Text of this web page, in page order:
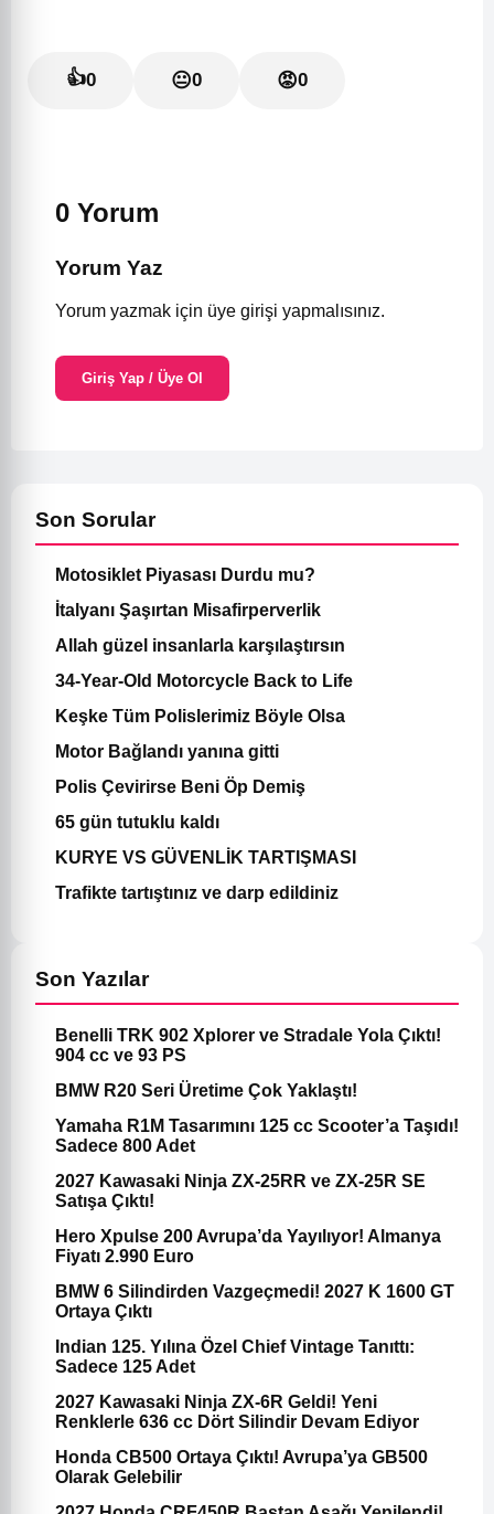
👍0 😐0 😡0
0 Yorum
Yorum Yaz
Yorum yazmak için üye girişi yapmalısınız.
Giriş Yap / Üye Ol
Son Sorular
Motosiklet Piyasası Durdu mu?
İtalyanı Şaşırtan Misafirperverlik
Allah güzel insanlarla karşılaştırsın
34-Year-Old Motorcycle Back to Life
Keşke Tüm Polislerimiz Böyle Olsa
Motor Bağlandı yanına gitti
Polis Çevirirse Beni Öp Demiş
65 gün tutuklu kaldı
KURYE VS GÜVENLİK TARTIŞMASI
Trafikte tartıştınız ve darp edildiniz
Son Yazılar
Benelli TRK 902 Xplorer ve Stradale Yola Çıktı!
904 cc ve 93 PS
BMW R20 Seri Üretime Çok Yaklaştı!
Yamaha R1M Tasarımını 125 cc Scooter’a Taşıdı!
Sadece 800 Adet
2027 Kawasaki Ninja ZX-25RR ve ZX-25R SE
Satışa Çıktı!
Hero Xpulse 200 Avrupa’da Yayılıyor! Almanya
Fiyatı 2.990 Euro
BMW 6 Silindirden Vazgeçmedi! 2027 K 1600 GT
Ortaya Çıktı
Indian 125. Yılına Özel Chief Vintage Tanıttı:
Sadece 125 Adet
2027 Kawasaki Ninja ZX-6R Geldi! Yeni
Renklerle 636 cc Dört Silindir Devam Ediyor
Honda CB500 Ortaya Çıktı! Avrupa’ya GB500
Olarak Gelebilir